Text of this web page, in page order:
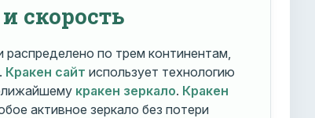
скорость
распределено по трем континентам,
Кракен сайт использует технологию
кракен зеркало. Кракен
активное зеркало без потери